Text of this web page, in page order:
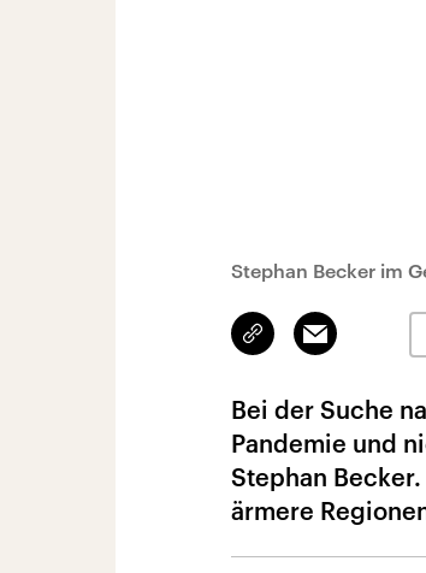
Stephan Becker im
Link
kopieren/teilen
Email
Bei der Suche
Pandemie und
Stephan
ärmere